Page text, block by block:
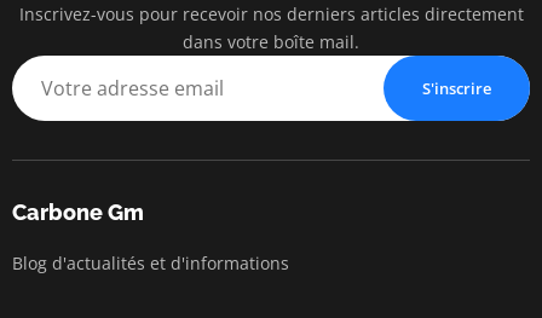
Inscrivez-vous pour recevoir nos derniers articles directement
dans votre boîte mail.
S'inscrire
Carbone Gm
Blog d'actualités et d'informations